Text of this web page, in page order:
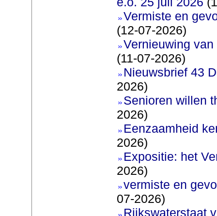
Vermiste en
(12-07-2026)
Vernieuwing
(11-07-2026)
Nieuwsbrief 43
2026)
Senioren willen
2026)
Eenzaamheid
2026)
Expositie: het
2026)
vermiste en
07-2026)
Rijkswaterstaat